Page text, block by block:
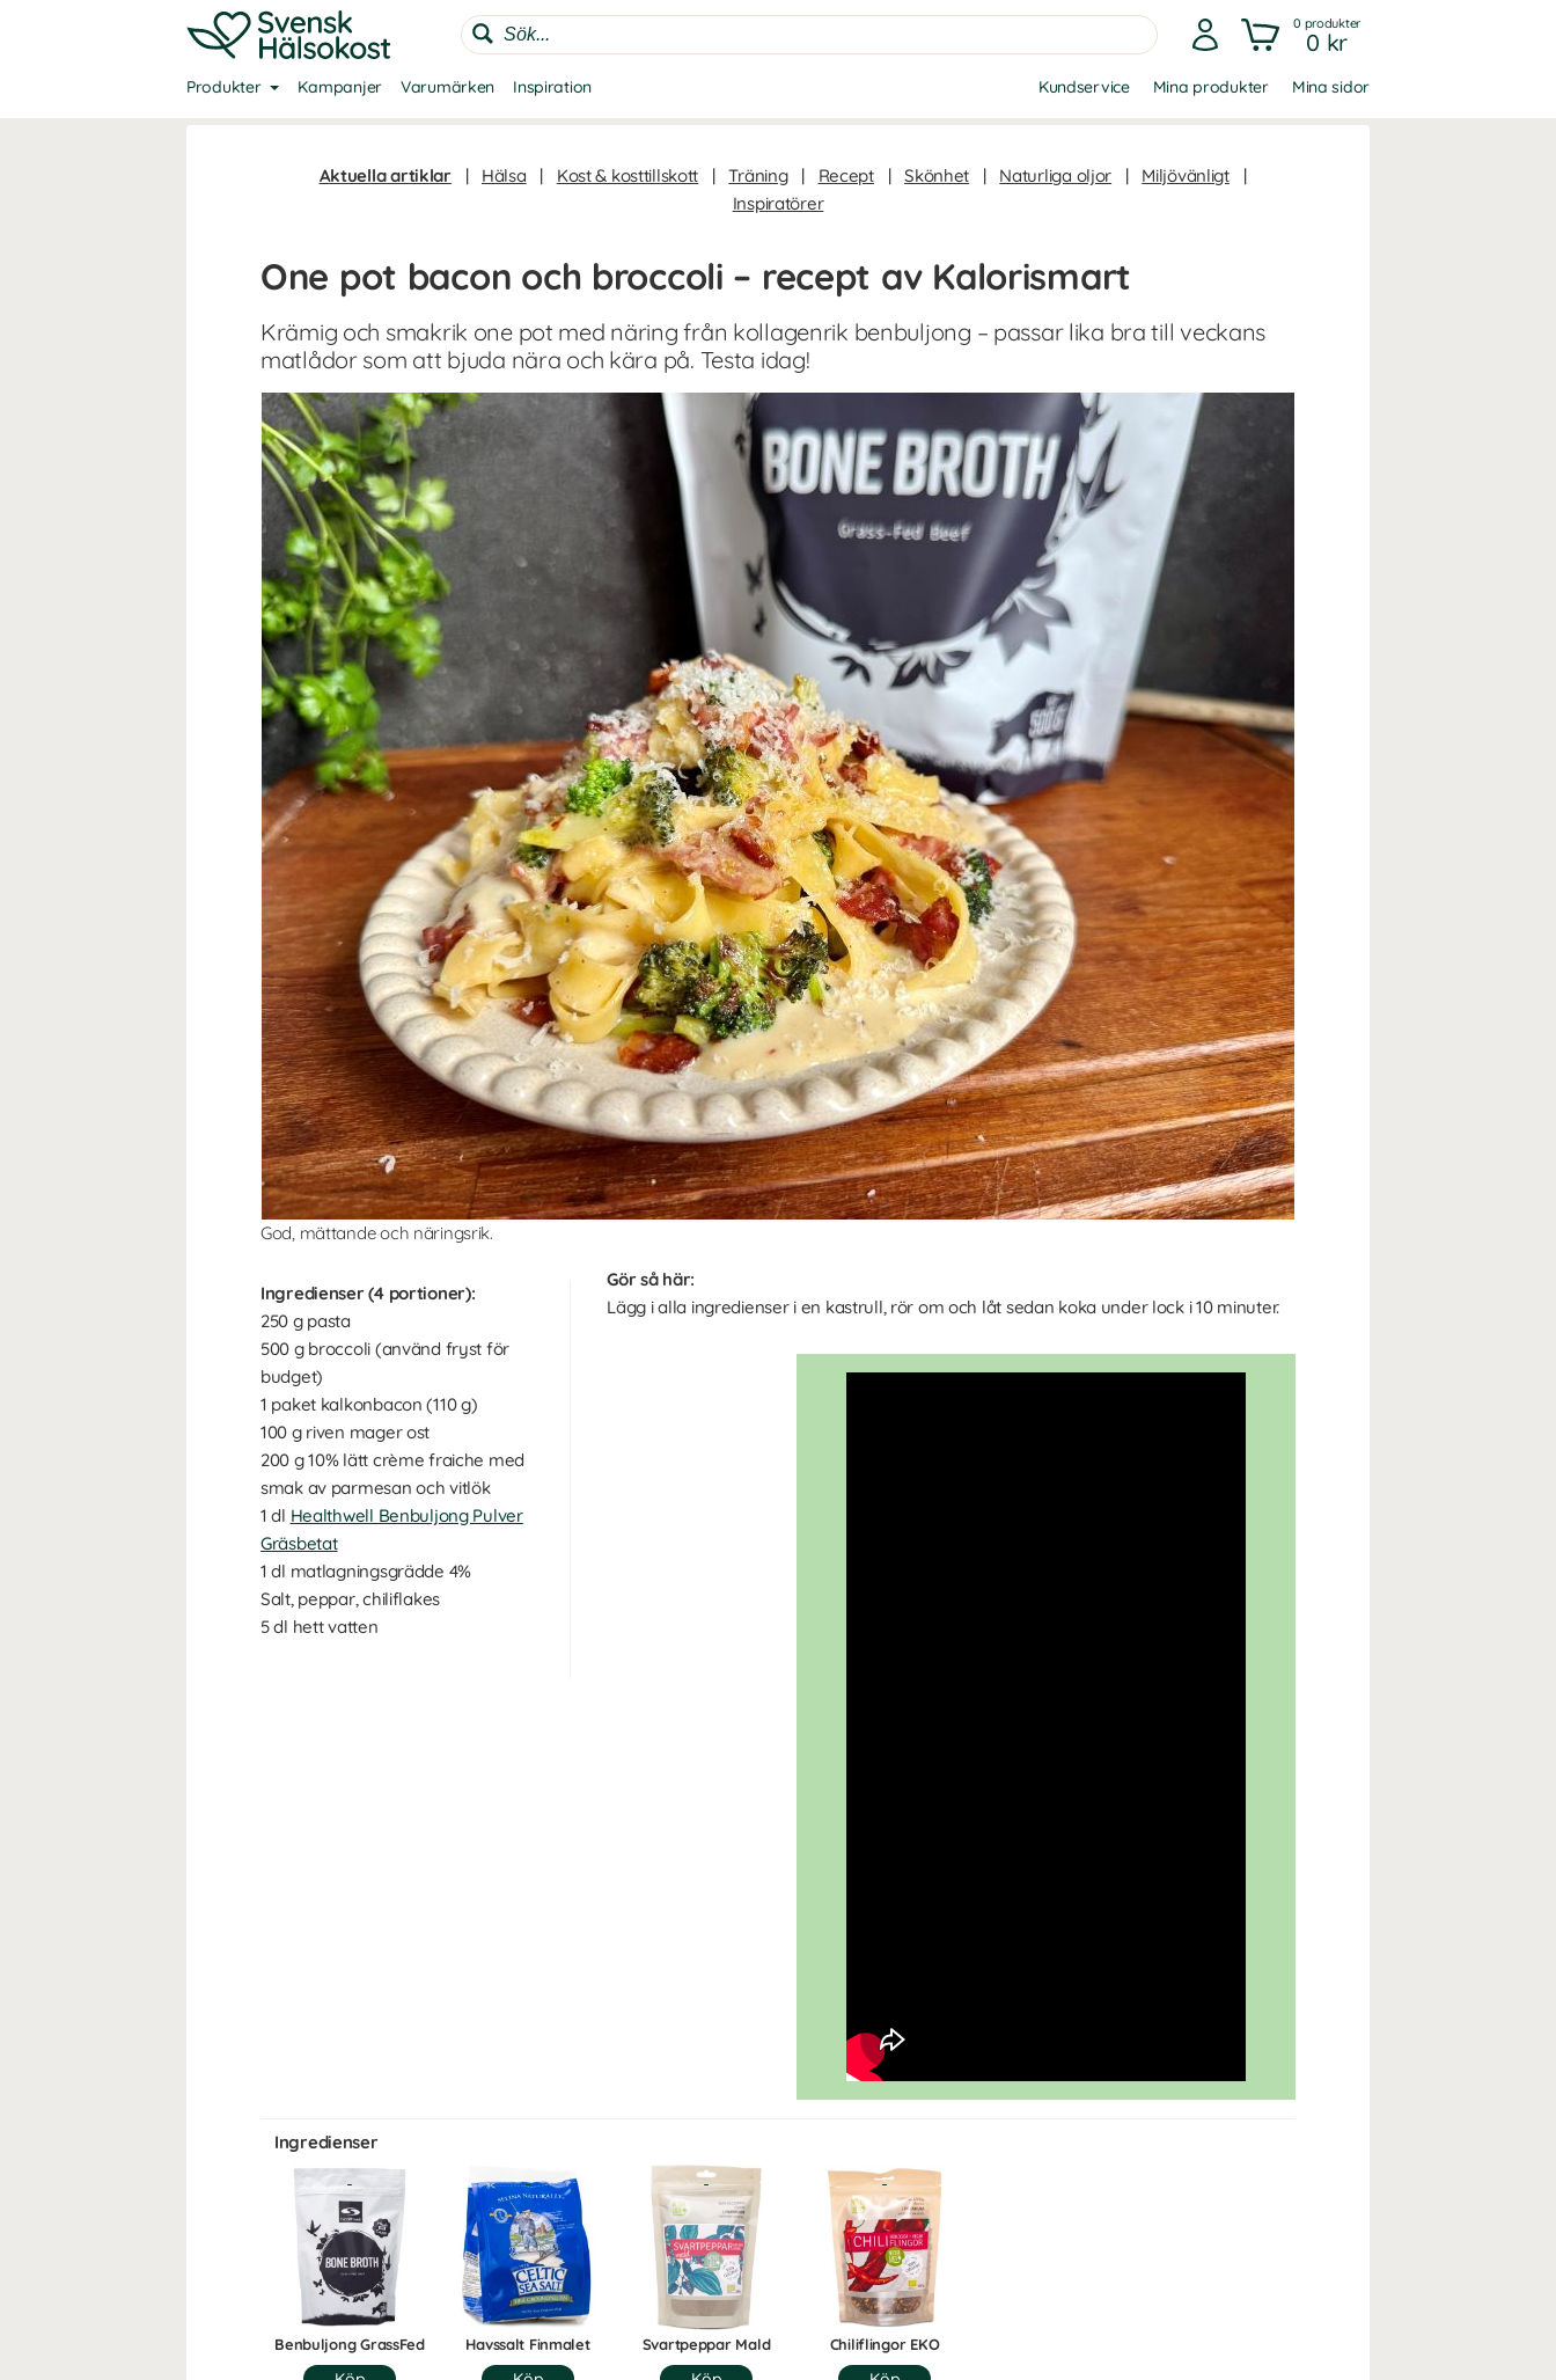
0 produkter
0 kr
Produkter Kampanjer Varumärken Inspiration Kundservice Mina produkter Mina sidor
Aktuella artiklar | Hälsa | Kost & kosttillskott | Träning | Recept | Skönhet | Naturliga oljor | Miljövänligt
|
Inspiratörer
One pot bacon och broccoli – recept av Kalorismart
Krämig och smakrik one pot med näring från kollagenrik benbuljong – passar lika bra till veckans
matlådor som att bjuda nära och kära på. Testa idag!
God, mättande och näringsrik.
Ingredienser (4 portioner):
250 g pasta
500 g broccoli (använd fryst för
budget)
1 paket kalkonbacon (110 g)
100 g riven mager ost
200 g 10% lätt crème fraiche med
smak av parmesan och vitlök
1 dl Healthwell Benbuljong Pulver
Gräsbetat
1 dl matlagningsgrädde 4%
Salt, peppar, chiliflakes
5 dl hett vatten
Gör så här:
Lägg i alla ingredienser i en kastrull, rör om och låt sedan koka under lock i 10 minuter.
Ingredienser
Benbuljong GrassFed Havssalt Finmalet Svartpeppar Mald Chiliflingor EKO